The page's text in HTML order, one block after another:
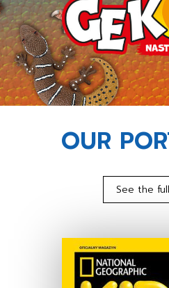
OUR
See the